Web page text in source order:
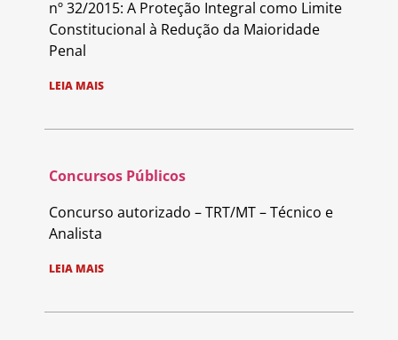
nº 32/2015: A Proteção Integral como Limite
Constitucional à Redução da Maioridade
Penal
LEIA MAIS
Concursos Públicos
Concurso autorizado – TRT/MT – Técnico e
Analista
LEIA MAIS